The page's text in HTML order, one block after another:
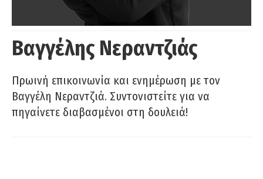
Βαγγέλης Νεραντζιάς
Πρωινή επικοινωνία και ενημέρωση με τον
Βαγγέλη Νεραντζιά. Συντονιστείτε για να
πηγαίνετε διαβασμένοι στη δουλειά!